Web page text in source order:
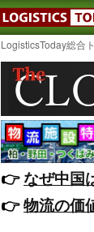
LogisticsToday総合
👉️なぜ中国
👉️物流の価